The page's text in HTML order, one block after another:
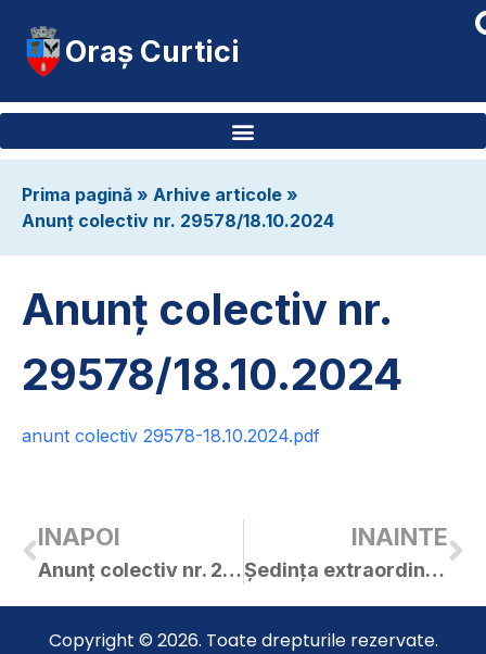
Oraș Curtici
Prima pagină » Arhive articole »
Anunț colectiv nr. 29578/18.10.2024
Anunț colectiv nr.
29578/18.10.2024
anunt colectiv 29578-18.10.2024.pdf
INAPOI
Anunț colectiv nr. 29583, 29581 / 18.10.2024
INAINTE
Ședința extraordinară a C.L. Curtici din 22.10.2024
Copyright © 2026. Toate drepturile rezervate.